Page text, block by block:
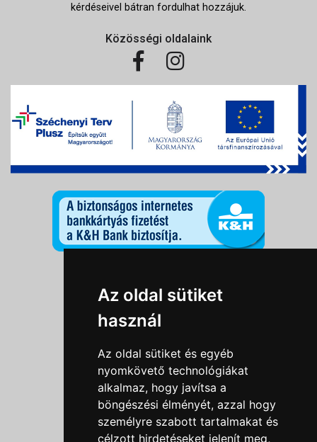
Az oldal sütiket
használ
Az oldal sütiket és egyéb
nyomkövető technológiákat
alkalmaz, hogy javítsa a
böngészési élményét, azzal hogy
személyre szabott tartalmakat és
célzott hirdetéseket jelenít meg,
kérdéseivel bátran fordulhat hozzájuk.
Közösségi oldalaink
Információk
Általános szerződési feltételek
Impresszum
Nyereményjáték szabály
Outlet nap nyereményjáték szabályzat
Süti beállítások